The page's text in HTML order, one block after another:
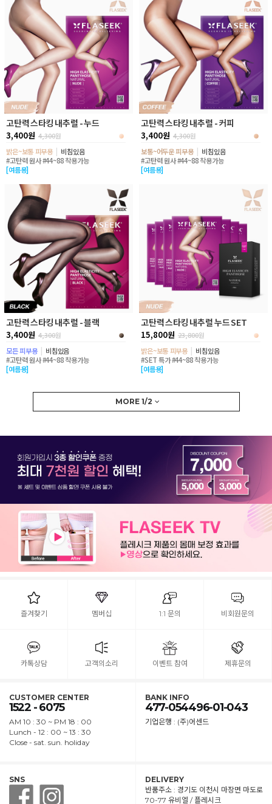
고탄력 스타킹 내추럴 - 누드
3,400원 4,300원
밝은~보통 피부용
비침있음
#고탄력 원사 #44~88 착용가능
[여름용]
고탄력 스타킹 내추럴 - 커피
3,400원 4,300원
보통~어두운 피부용
비침있음
#고탄력 원사 #44~88 착용가능
[여름용]
고탄력 스타킹 내추럴 - 블랙
3,400원 4,300원
모든 피부용
비침있음
#고탄력 원사 #44~88 착용가능
[여름용]
고탄력 스타킹 내추럴 누드 SET
15,800원 23,800원
밝은~보통 피부용
비침있음
#SET 특가 #44~88 착용가능
[여름용]
MORE 1/2
즐겨찾기 멤버십 1:1 문의 비회원문의
카톡상담 고객의소리 이벤트 참여 제휴문의
CUSTOMER CENTER
1522 - 6075
AM 10 : 30 ~ PM 18 : 00
Lunch - 12 : 00 ~ 13 : 30
Close - sat. sun. holiday
BANK INFO
477-054496-01-043
기업은행 : (주)어센드
SNS
DELIVERY
반품주소 : 경기도 이천시 마장면 마도로
70-77 유비엘 / 플레시크